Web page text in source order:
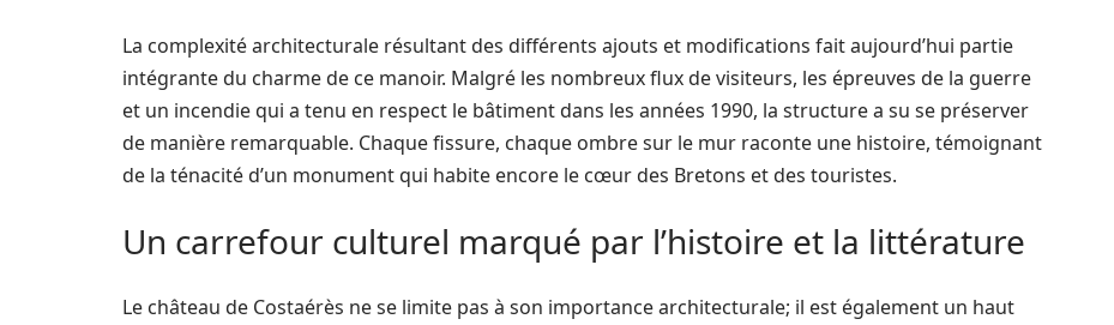
La complexité architecturale résultant des différents ajouts et modifications fait aujourd’hui partie
intégrante du charme de ce manoir. Malgré les nombreux flux de visiteurs, les épreuves de la guerre
et un incendie qui a tenu en respect le bâtiment dans les années 1990, la structure a su se préserver
de manière remarquable. Chaque fissure, chaque ombre sur le mur raconte une histoire, témoignant
de la ténacité d’un monument qui habite encore le cœur des Bretons et des touristes.
Un carrefour culturel marqué par l’histoire et la littérature
Le château de Costaérès ne se limite pas à son importance architecturale; il est également un haut